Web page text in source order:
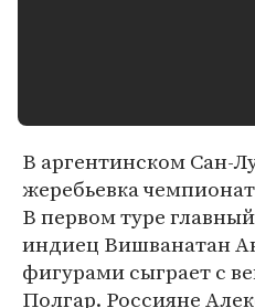
В аргентинском Сан-
жеребьевка
В первом туре
индиец Вишванатан
фигурами сыграет с
Полгар. Россияне